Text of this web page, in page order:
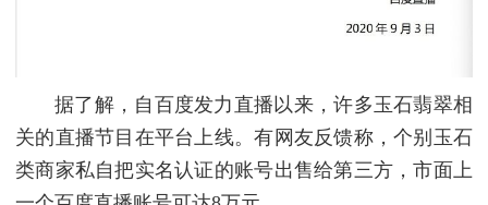
据了解，自百度发力直播以来，许多玉石翡翠相
关的直播节目在平台上线。有网友反馈称，个别玉石
类商家私自把实名认证的账号出售给第三方，市面上